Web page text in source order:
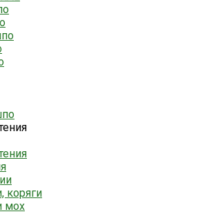
коряги
мох